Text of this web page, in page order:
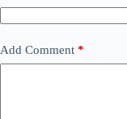
Add Comment *